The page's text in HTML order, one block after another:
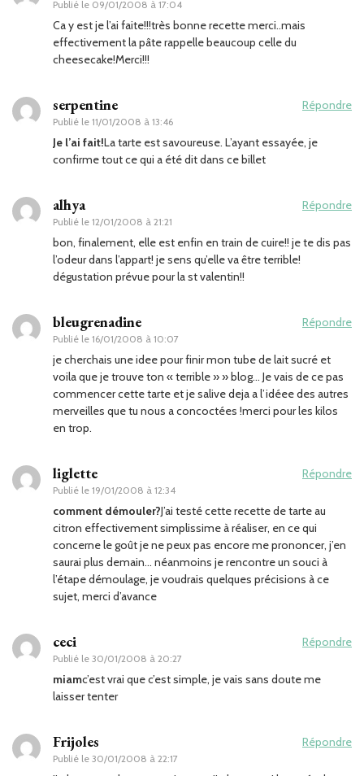
Publié le 09/01/2008 à 17:04
Ca y est je l’ai faite!!!très bonne recette merci..mais
effectivement la pâte rappelle beaucoup celle du
cheesecake!Merci!!!
serpentine
Publié le 11/01/2008 à 13:46
Répondre
Je l’ai fait!La tarte est savoureuse. L’ayant essayée, je
confirme tout ce qui a été dit dans ce billet
alhya
Publié le 12/01/2008 à 21:21
Répondre
bon, finalement, elle est enfin en train de cuire!! je te dis pas
l’odeur dans l’appart! je sens qu’elle va être terrible!
dégustation prévue pour la st valentin!!
bleugrenadine
Publié le 16/01/2008 à 10:07
Répondre
je cherchais une idee pour finir mon tube de lait sucré et
voila que je trouve ton « terrible » » blog… Je vais de ce pas
commencer cette tarte et je salive deja a l’idéee des autres
merveilles que tu nous a concoctées !merci pour les kilos
en trop.
liglette
Publié le 19/01/2008 à 12:34
Répondre
comment démouler?J’ai testé cette recette de tarte au
citron effectivement simplissime à réaliser, en ce qui
concerne le goût je ne peux pas encore me prononcer, j’en
saurai plus demain… néanmoins je rencontre un souci à
l’étape démoulage, je voudrais quelques précisions à ce
sujet, merci d’avance
ceci
Publié le 30/01/2008 à 20:27
Répondre
miamc’est vrai que c’est simple, je vais sans doute me
laisser tenter
Frijoles
Publié le 30/01/2008 à 22:17
Répondre